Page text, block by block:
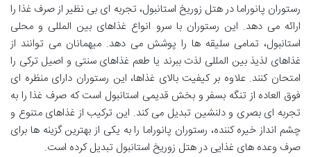
رستوران پانوراما در هتل زوریخ استانبول، تجربه ای بی نظیر از صرف غذا را
ارائه می دهد. این رستوران با سرو انواع غذاهای بین المللی و محلی
استانبول، تمامی سلیقه ها را پوشش می دهد. میهمانان می توانند از
غذاهای لذیذ بین المللی لذت ببرند یا طعم غذاهای سنتی و اصیل ترکی را
امتحان کنند. علاوه بر کیفیت بالای غذاها، این رستوران دارای منظره ای
فوق العاده از تنگه بسفر و بخش قدیمی استانبول است که صرف غذا را به
تجربه ای بصری و دلنشین تبدیل می کند. این ترکیب از غذاهای متنوع و
چشم انداز خیره کننده، رستوران پانوراما را به یکی از بهترین گزینه ها برای
صرف وعده های غذایی در هتل زوریخ استانبول تبدیل کرده است.